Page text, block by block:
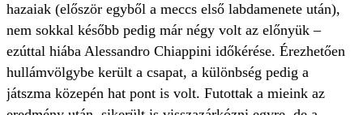
hazaiak (először egyből a meccs első labdamenete után),
nem sokkal később pedig már négy volt az előnyük –
ezúttal hiába Alessandro Chiappini időkérése. Érezhetően
hullámvölgybe került a csapat, a különbség pedig a
játszma közepén hat pont is volt. Futottak a mieink az